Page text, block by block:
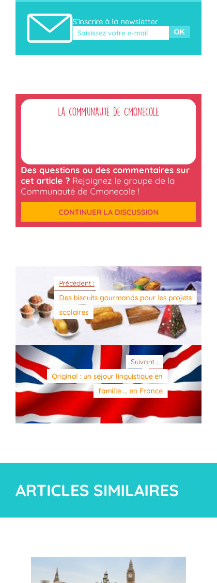
S’inscrire à la newsletter
Veuillez laisser ce champ vide.
La communauté de Cmonecole
Des questions ou des commentaires sur
cet article ?Rejoignez le groupe de la
Communauté de Cmonecole !
CONTINUER LA DISCUSSION
Précédent :
Des biscuits gourmands pour les projets
scolaires
Suivant :
Original : un séjour linguistique en
famille … en France
ARTICLES SIMILAIRES